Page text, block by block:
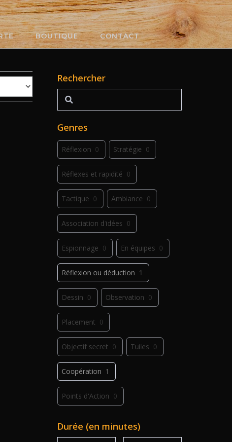
BOUTIQUE CONTACT
Rechercher
Rechercher
Genres
Réflexion 0 Stratégie 0
Réflexes et rapidité 0
Tactique 0 Ambiance 0
Association d'idées 0
Espionnage 0 En équipes 0
Réflexion ou déduction 1
Dessin 0 Observation 0
Placement 0
Objectif secret 0 Tuiles 0
Coopération 1
Points d'Action 0
Déplacement 0
Durée (en minutes)